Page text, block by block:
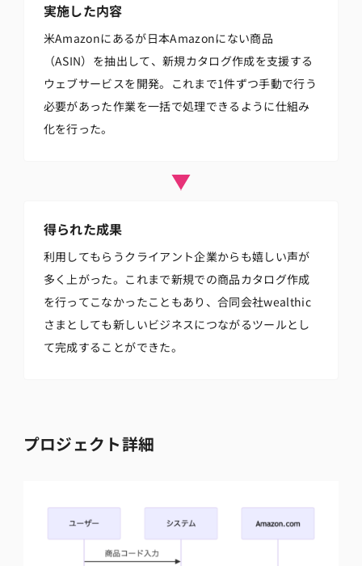
実施した内容
米Amazonにあるが日本Amazonにない商品
（ASIN）を抽出して、新規カタログ作成を支援する
ウェブサービスを開発。これまで1件ずつ手動で行う
必要があった作業を一括で処理できるように仕組み
化を行った。
得られた成果
利用してもらうクライアント企業からも嬉しい声が
多く上がった。これまで新規での商品カタログ作成
を行ってこなかったこともあり、合同会社wealthic
さまとしても新しいビジネスにつながるツールとし
て完成することができた。
プロジェクト詳細